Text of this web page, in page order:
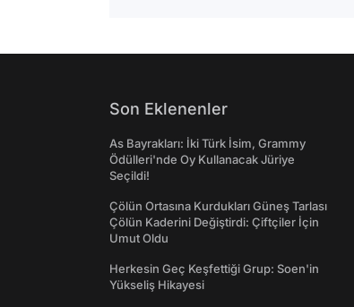
Son Eklenenler
As Bayrakları: İki Türk İsim, Grammy
Ödülleri'nde Oy Kullanacak Jüriye
Seçildi!
Çölün Ortasına Kurdukları Güneş Tarlası
Çölün Kaderini Değiştirdi: Çiftçiler İçin
Umut Oldu
Herkesin Geç Keşfettiği Grup: Soen'in
Yükseliş Hikayesi